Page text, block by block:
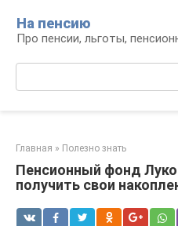
контенту
На пенсию
Про пенсии, льготы,
Главная » Полезно знать
Пенсионный фонд
получить свои